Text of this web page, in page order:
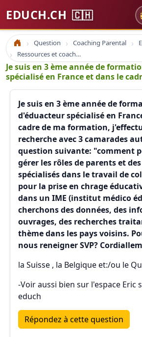
EDUCH.CH 🇨🇭
Accueil Question Coaching Parental
Ressources et coaching parental et familial
Je suis en 3 ème année de
spécialisé en France et dans le
Je suis en 3 ème année de
d'éduacteur spécialisé en
cadre de ma formation,
recherche avec 3 camarades
question suivante: "comment
gérer les rôles de parents et
spécialisés dans le travail de
pour la prise en chrage
dans un IME (institut médico
cherchons des données, des
ouvrages, des recherches
thème dans les pays voisins.
nous reneigner SVP?
la Suisse , la Belgique et:/ou le
-Voir aussi bien sur l'espace Eric
educh
Répondez à cette question